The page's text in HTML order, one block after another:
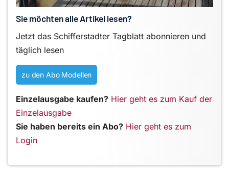
Sie möchten alle Artikel lesen?
Jetzt das Schifferstadter Tagblatt abonnieren und
täglich lesen
zu den Abo Modellen
Einzelausgabe kaufen? Hier geht es zum Kauf der
Einzelausgabe
Sie haben bereits ein Abo? Hier geht es zum
Login